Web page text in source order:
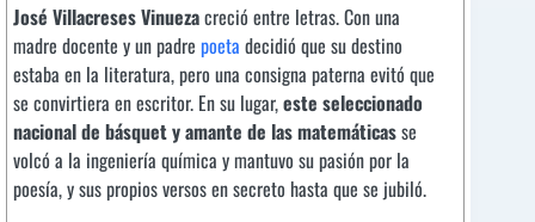
José Villacreses Vinuezacreció entre letras. Con una
madre docente y un padre poeta decidió que su destino
estaba en la literatura, pero una consigna paterna evitó que
se convirtiera en escritor. En su lugar,este seleccionado
nacional de básquet y amante de las matemáticasse
volcó a la ingeniería química y mantuvo su pasión por la
poesía, y sus propios versos en secreto hasta que se jubiló.